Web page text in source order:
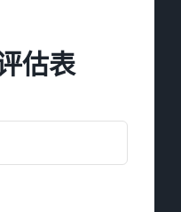
估表